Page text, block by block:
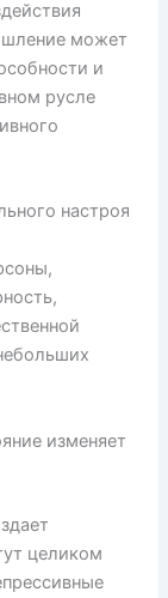
может
и
русле
настроя
изменяет
целиком